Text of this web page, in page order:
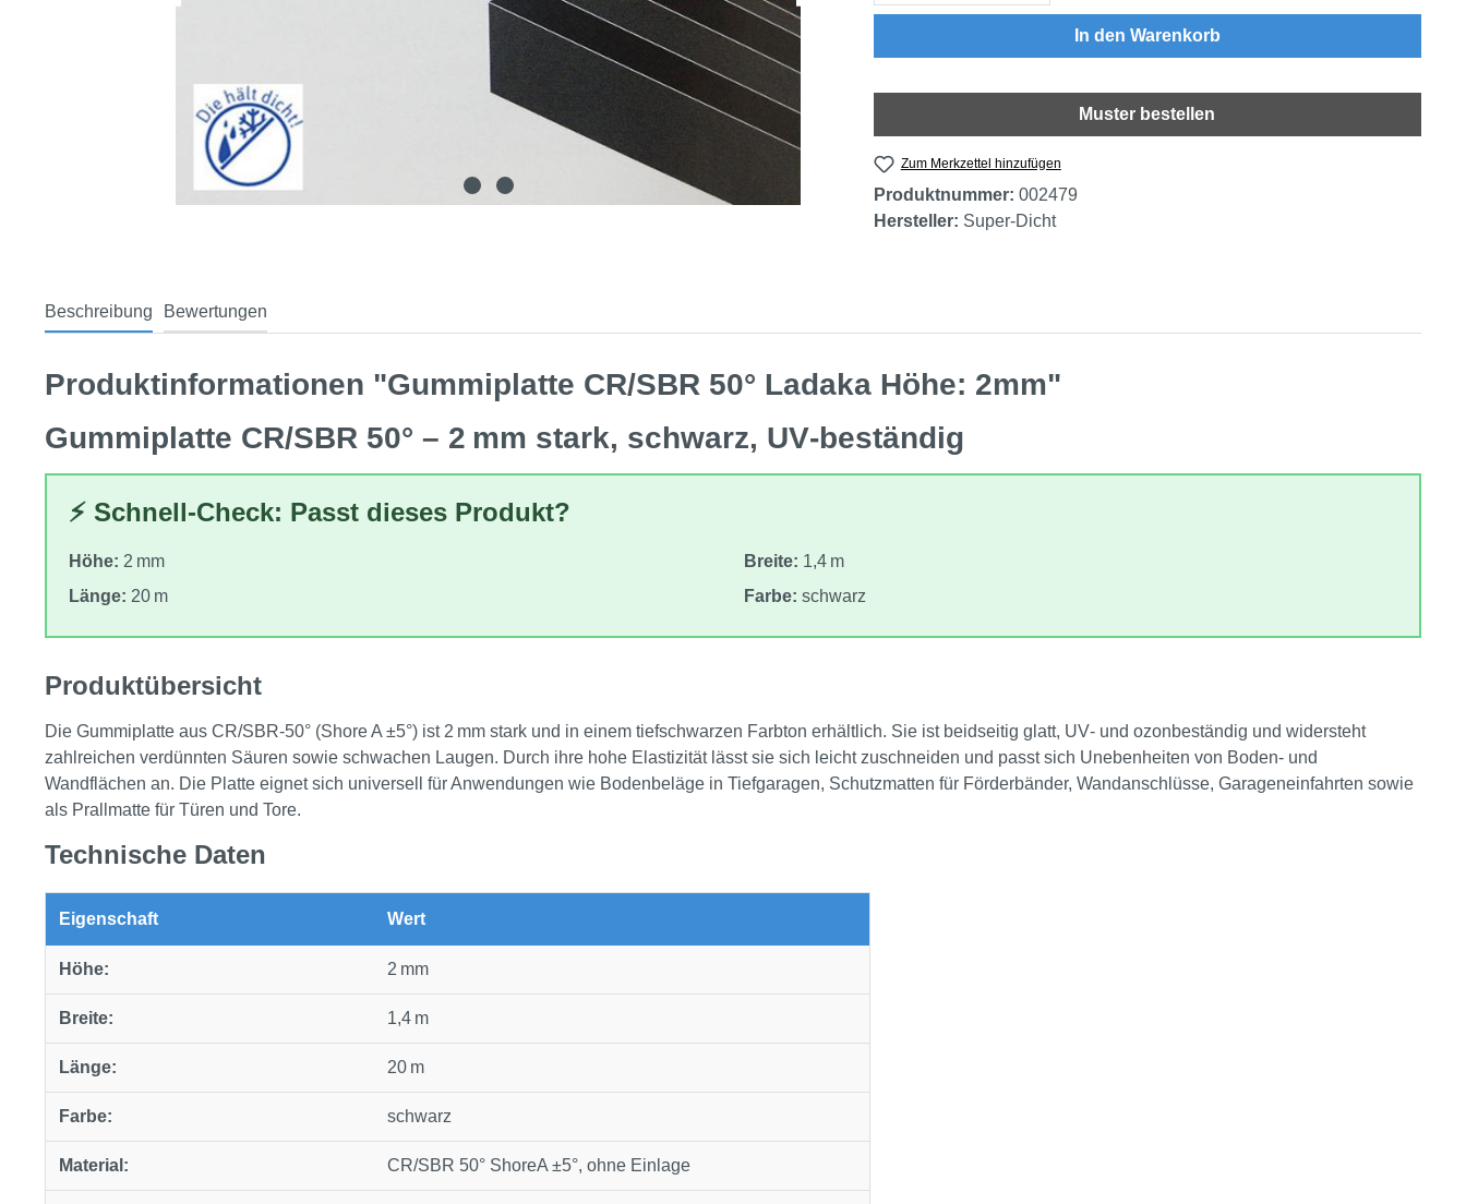
In den Warenkorb
Muster bestellen
Zum Merkzettel hinzufügen
Produktnummer: 002479
Hersteller: Super-Dicht
Beschreibung Bewertungen
Produktinformationen "Gummiplatte CR/SBR 50° Ladaka Höhe: 2mm"
Gummiplatte CR/SBR 50° – 2 mm stark, schwarz, UV‑beständig
⚡ Schnell-Check: Passt dieses Produkt?
Höhe: 2 mm Breite: 1,4 m
Länge: 20 m Farbe: schwarz
Produktübersicht
Die Gummiplatte aus CR/SBR‑50° (Shore A ±5°) ist 2 mm stark und in einem tiefschwarzen Farbton erhältlich. Sie ist beidseitig glatt, UV‑ und ozonbeständig und widersteht
zahlreichen verdünnten Säuren sowie schwachen Laugen. Durch ihre hohe Elastizität lässt sie sich leicht zuschneiden und passt sich Unebenheiten von Boden‑ und
Wandflächen an. Die Platte eignet sich universell für Anwendungen wie Bodenbeläge in Tiefgaragen, Schutzmatten für Förderbänder, Wandanschlüsse, Garageneinfahrten sowie
als Prallmatte für Türen und Tore.
Technische Daten
Eigenschaft Wert
Höhe: 2 mm
Breite: 1,4 m
Länge: 20 m
Farbe: schwarz
Material: CR/SBR 50° ShoreA ±5°, ohne Einlage